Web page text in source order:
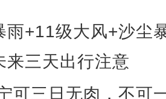
雨+11级大风+沙尘
来三天出行注意
可三日无肉，不可